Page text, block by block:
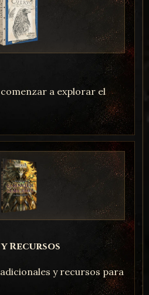
Art By Tiells
Raudene
By Tiells
a explorar el
Recursos
y recursos para